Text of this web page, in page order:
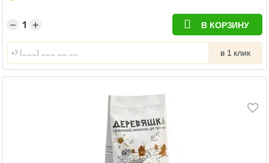
+
− В КОРЗИНУ
в 1 клик